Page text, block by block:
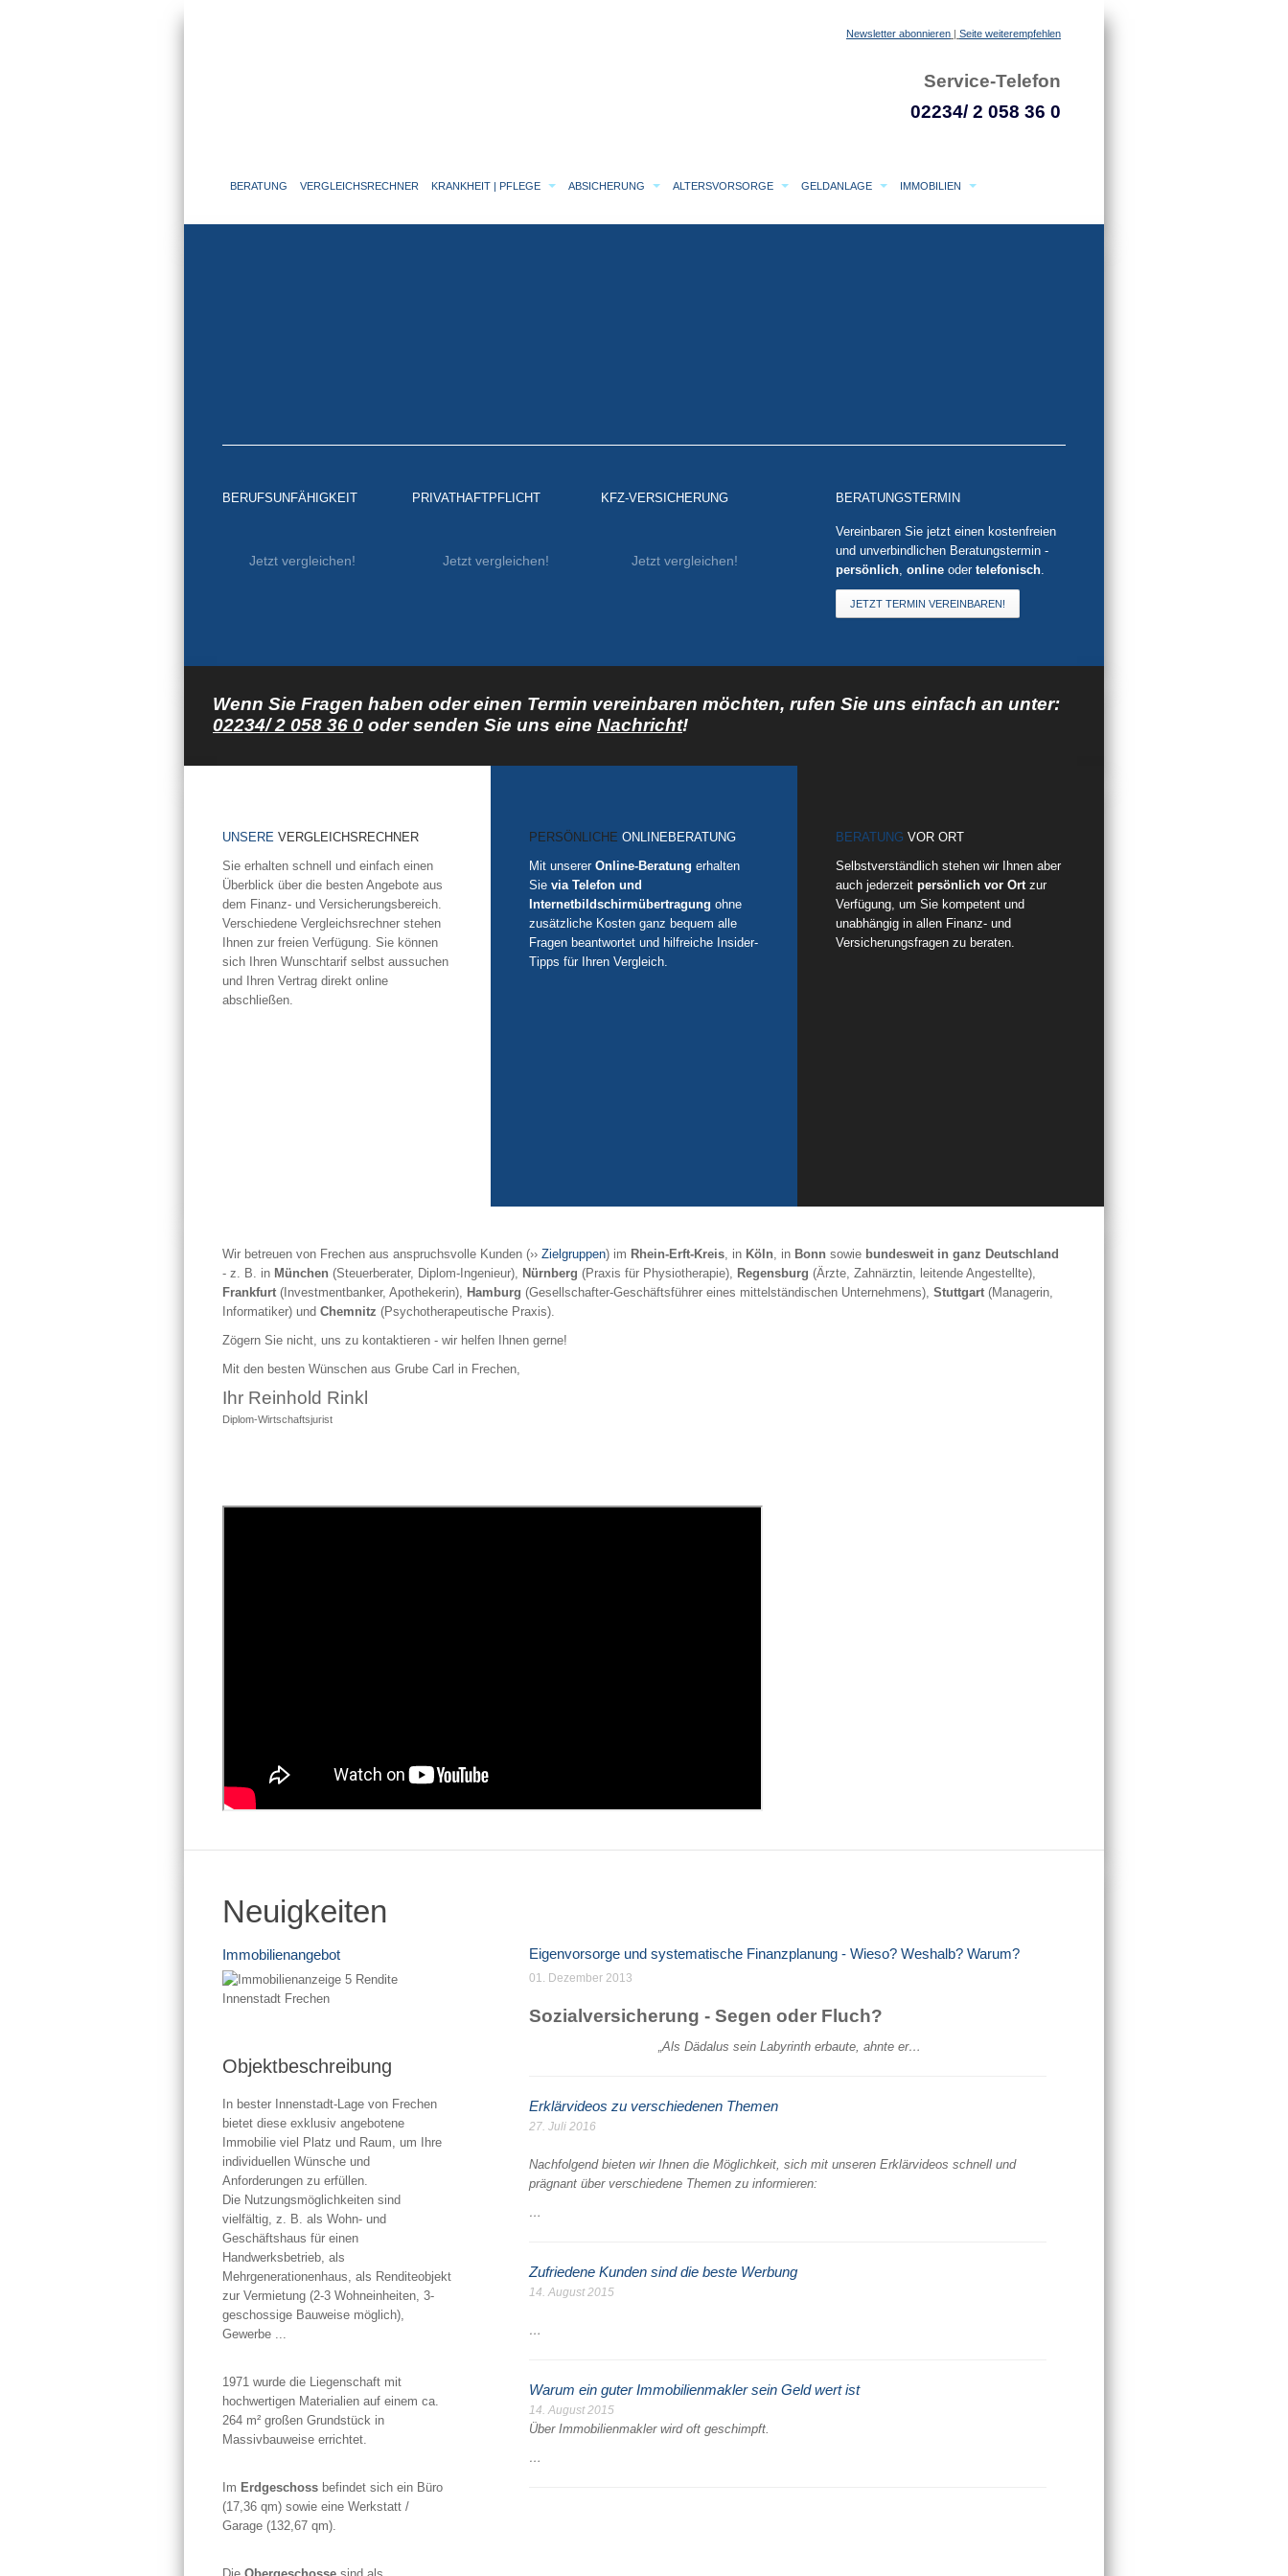
Newsletter abonnieren | Seite weiterempfehlen
Service-Telefon
02234/ 2 058 36 0
BERATUNG VERGLEICHSRECHNER KRANKHEIT | PFLEGE ABSICHERUNG ALTERSVORSORGE GELDANLAGE IMMOBILIEN
BERUFSUNFÄHIGKEIT
Jetzt vergleichen!
PRIVATHAFTPFLICHT
Jetzt vergleichen!
KFZ-VERSICHERUNG
Jetzt vergleichen!
BERATUNGSTERMIN
Vereinbaren Sie jetzt einen kostenfreien
und unverbindlichen Beratungstermin -
persönlich, online oder telefonisch.
JETZT TERMIN VEREINBAREN!
Wenn Sie Fragen haben oder einen Termin vereinbaren möchten, rufen Sie uns einfach an unter:
02234/ 2 058 36 0 oder senden Sie uns eine Nachricht!
UNSERE VERGLEICHSRECHNER
Sie erhalten schnell und einfach einen
Überblick über die besten Angebote aus
dem Finanz- und Versicherungsbereich.
Verschiedene Vergleichsrechner stehen
Ihnen zur freien Verfügung. Sie können
sich Ihren Wunschtarif selbst aussuchen
und Ihren Vertrag direkt online
abschließen.
PERSÖNLICHE ONLINEBERATUNG
Mit unserer Online-Beratung erhalten
Sie via Telefon und
Internetbildschirmübertragung ohne
zusätzliche Kosten ganz bequem alle
Fragen beantwortet und hilfreiche Insider-
Tipps für Ihren Vergleich.
BERATUNG VOR ORT
Selbstverständlich stehen wir Ihnen aber
auch jederzeit persönlich vor Ortzur
Verfügung, um Sie kompetent und
unabhängig in allen Finanz- und
Versicherungsfragen zu beraten.
Wir betreuen von Frechen aus anspruchsvolle Kunden (›› Zielgruppen) im Rhein-Erft-Kreis, in Köln, in Bonn sowie bundesweit in ganz Deutschland
- z. B. in München (Steuerberater, Diplom-Ingenieur), Nürnberg (Praxis für Physiotherapie), Regensburg (Ärzte, Zahnärztin, leitende Angestellte),
Frankfurt (Investmentbanker, Apothekerin), Hamburg (Gesellschafter-Geschäftsführer eines mittelständischen Unternehmens), Stuttgart (Managerin,
Informatiker) und Chemnitz (Psychotherapeutische Praxis).
Zögern Sie nicht, uns zu kontaktieren - wir helfen Ihnen gerne!
Mit den besten Wünschen aus Grube Carl in Frechen,
Ihr Reinhold Rinkl
Diplom-Wirtschaftsjurist
Neuigkeiten
Immobilienangebot
Objektbeschreibung
In bester Innenstadt-Lage von Frechen
bietet diese exklusiv angebotene
Immobilie viel Platz und Raum, um Ihre
individuellen Wünsche und
Anforderungen zu erfüllen.
Die Nutzungsmöglichkeiten sind
vielfältig, z. B. als Wohn- und
Geschäftshaus für einen
Handwerksbetrieb, als
Mehrgenerationenhaus, als Renditeobjekt
zur Vermietung (2-3 Wohneinheiten, 3-
geschossige Bauweise möglich),
Gewerbe ...
1971 wurde die Liegenschaft mit
hochwertigen Materialien auf einem ca.
264 m² großen Grundstück in
Massivbauweise errichtet.
Im Erdgeschoss befindet sich ein Büro
(17,36 qm) sowie eine Werkstatt /
Garage (132,67 qm).
Eigenvorsorge und systematische Finanzplanung - Wieso? Weshalb? Warum?
01. Dezember 2013
Sozialversicherung - Segen oder Fluch?
„Als Dädalus sein Labyrinth erbaute, ahnte er…
Erklärvideos zu verschiedenen Themen
27. Juli 2016
Nachfolgend bieten wir Ihnen die Möglichkeit, sich mit unseren Erklärvideos schnell und
prägnant über verschiedene Themen zu informieren:
…
Zufriedene Kunden sind die beste Werbung
14. August 2015
…
Warum ein guter Immobilienmakler sein Geld wert ist
14. August 2015
Über Immobilienmakler wird oft geschimpft.
…